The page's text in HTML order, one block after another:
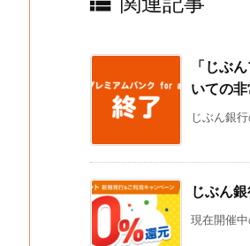
「じぶ
いての
じぶん銀
じぶん
現在開催